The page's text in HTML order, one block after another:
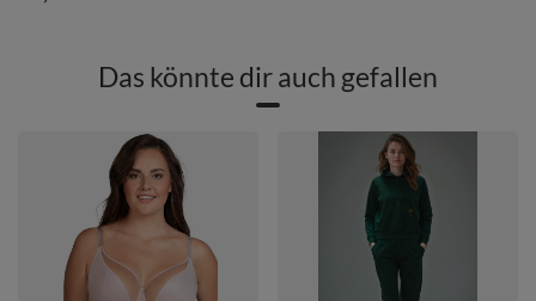
Das könnte dir auch gefallen